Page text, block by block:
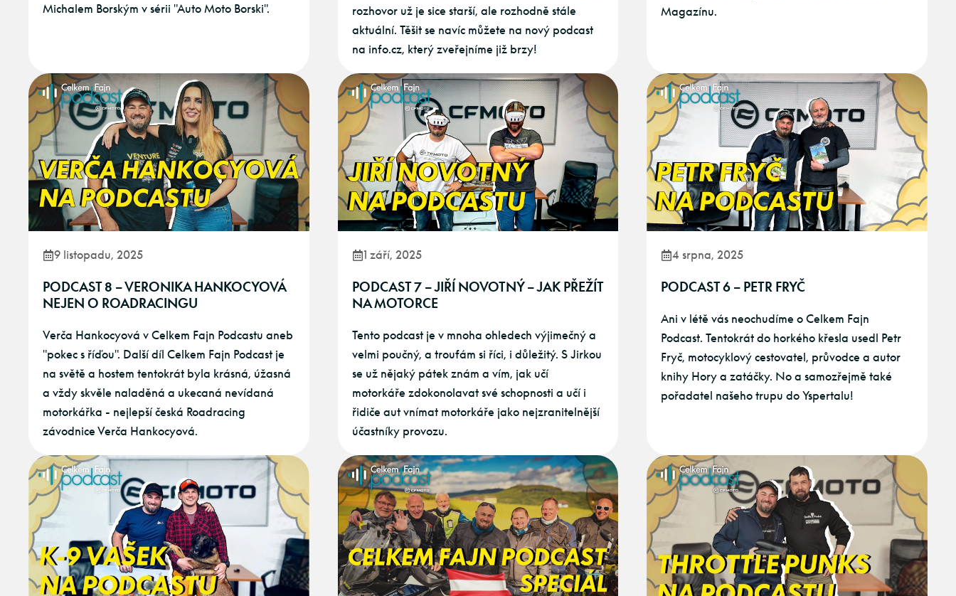
Michalem Borským v sérii "Auto Moto Borski".
rozhovor už je sice starší, ale rozhodně stále
aktuální. Těšit se navíc můžete na nový podcast
na info.cz, který zveřejníme již brzy!
Magazínu.
9 listopadu, 2025
PODCAST 8 – VERONIKA HANKOCYOVÁ
NEJEN O ROADRACINGU
Verča Hankocyová v Celkem Fajn Podcastu aneb
"pokec s říďou". Další díl Celkem Fajn Podcast je
na světě a hostem tentokrát byla krásná, úžasná
a vždy skvěle naladěná a ukecaná nevídaná
motorkářka - nejlepší česká Roadracing
závodnice Verča Hankocyová.
1 září, 2025
PODCAST 7 – JIŘÍ NOVOTNÝ – JAK PŘEŽÍT
NA MOTORCE
Tento podcast je v mnoha ohledech výjimečný a
velmi poučný, a troufám si říci, i důležitý. S Jirkou
se už nějaký pátek znám a vím, jak učí
motorkáře zdokonolavat své schopnosti a učí i
řidiče aut vnímat motorkáře jako nejzranitelnější
účastníky provozu.
4 srpna, 2025
PODCAST 6 – PETR FRYČ
Ani v létě vás neochudíme o Celkem Fajn
Podcast. Tentokrát do horkého křesla usedl Petr
Fryč, motocyklový cestovatel, průvodce a autor
knihy Hory a zatáčky. No a samozřejmě také
pořadatel našeho trupu do Yspertalu!